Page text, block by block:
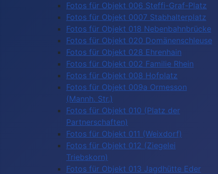
Fotos für Objekt 006 Steffi-Graf-Platz
Fotos für Objekt 0007 Stabhalterplatz
Fotos für Objekt 018 Nebenbahnbrücke
Fotos für Objekt 020 Domänenschleuse
Fotos für Objekt 028 Ehrenhain
Fotos für Objekt 002 Familie Rhein
Fotos für Objekt 008 Hofplatz
Fotos für Objekt 009a Ormesson
(Mannh. Str.)
Fotos für Objekt 010 (Platz der
Partnerschaften)
Fotos für Objekt 011 (Weixdorf)
Fotos für Objekt 012 (Ziegelei
Triebskorn)
Fotos für Objekt 013 Jagdhütte Eder